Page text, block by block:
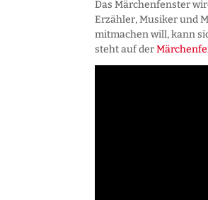
Das Märchenfenster
Erzähler, Musiker und
mitmachen will, kann
steht auf der